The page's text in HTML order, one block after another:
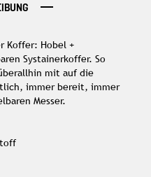
Koffer: Hobel +
Systainerkoffer. So
mit auf die
immer bereit, immer
Messer.